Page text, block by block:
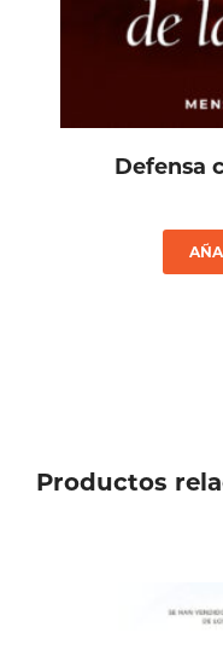
Defensa
Productos